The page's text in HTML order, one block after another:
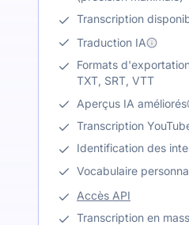
Transcription
Traduction IA
Formats
TXT, SRT, VTT
Aperçus IA améliorés
Transcription
Identification des
Vocabulaire
Accès API
Transcription en